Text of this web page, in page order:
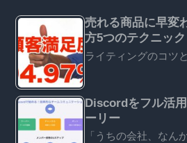
売れる商品に早変
方5つのテクニック
ライティングのコツ
Discordをフル活
ーリー
「うちの会社、なん